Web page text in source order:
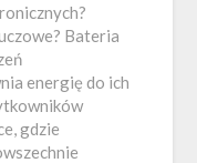
Bateria
energię do ich
gdzie